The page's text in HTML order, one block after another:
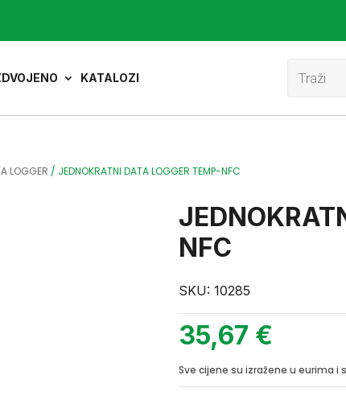
KATALOZI
Products
search
LOGGER / JEDNOKRATNI DATA LOGGER TEMP-NFC
NFC
SKU:10285
35,67 €
Sve cijene su izražene u eurima i